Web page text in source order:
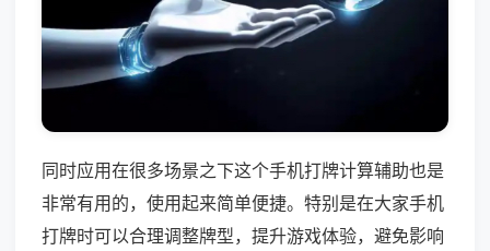
同时应用在很多场景之下这个手机打牌计算辅助也是
非常有用的，使用起来简单便捷。特别是在大家手机
打牌时可以合理调整牌型，提升游戏体验，避免影响